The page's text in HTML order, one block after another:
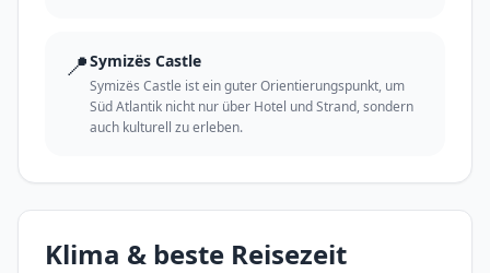
📍Symizës Castle
Symizës Castle ist ein guter Orientierungspunkt, um
Süd Atlantik nicht nur über Hotel und Strand, sondern
auch kulturell zu erleben.
Klima & beste Reisezeit